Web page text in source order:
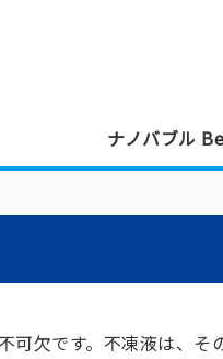
ナノバブル
可欠です。不凍液は、そ